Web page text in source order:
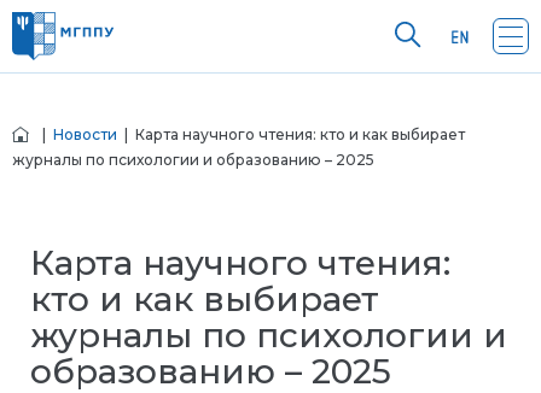
Новости | Карта научного чтения: кто и как выбирает
журналы по психологии и образованию – 2025
Карта научного чтения:
кто и как выбирает
журналы по психологии и
образованию – 2025